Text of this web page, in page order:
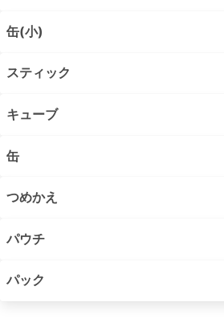
缶(小)
スティック
キューブ
缶
つめかえ
パウチ
パック